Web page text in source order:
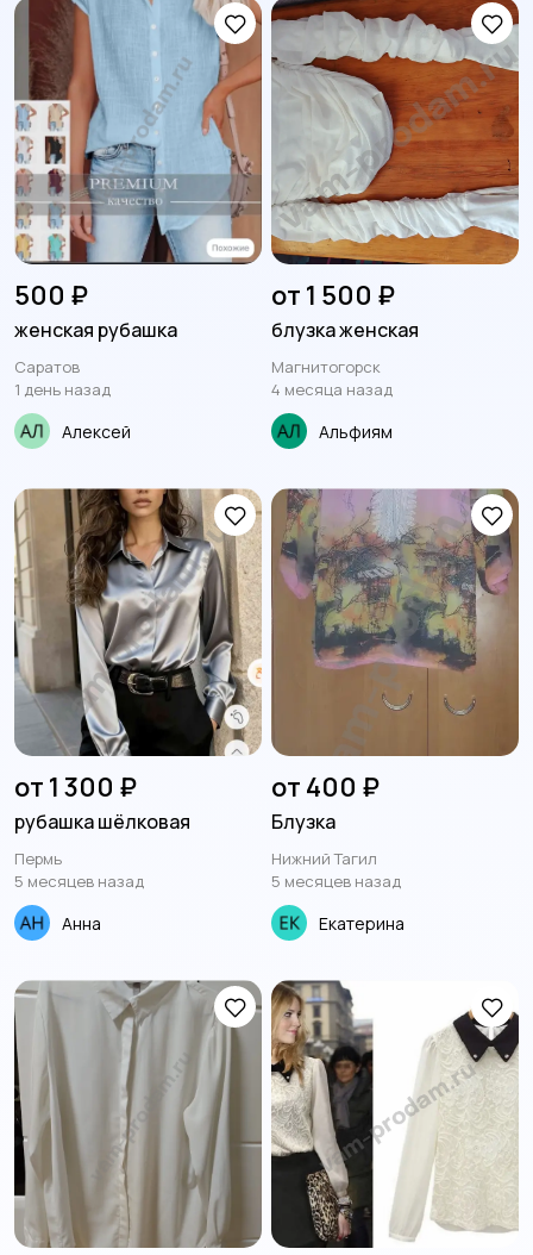
500 ₽
женская рубашка
Саратов
1 день назад
Алексей
от 1 500 ₽
блузка женская
Магнитогорск
4 месяца назад
Альфиям
от 1 300 ₽
рубашка шёлковая
Пермь
5 месяцев назад
Анна
от 400 ₽
Блузка
Нижний Тагил
5 месяцев назад
Екатерина